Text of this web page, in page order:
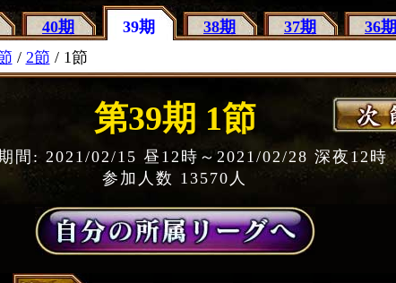
40期 39期 38期 37期 36期
/ 2節 / 1節
第39期 1節
間: 2021/02/15 昼12時～2021/02/28 深夜12時
参加人数 13570人